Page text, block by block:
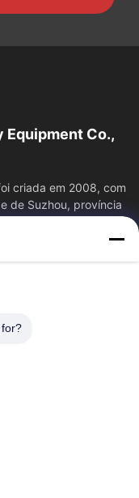
Equipment Co.,
criada em 2008, com
de Suzhou, província
De Qualidade